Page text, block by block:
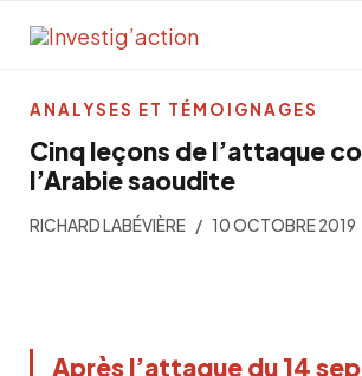
Cinq leçons de l’attaque
l’Arabie saoudite
RICHARD LABÉVIÈRE 10 OCTOBRE 2019
Après l’attaque du 14
ANALYSES ET TÉMOIGNAGES